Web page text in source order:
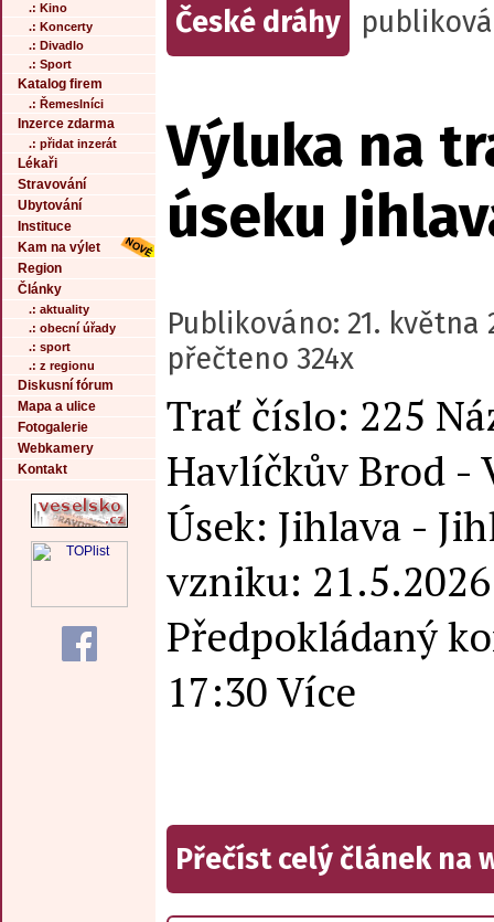
.: Kino
.: Koncerty
.: Divadlo
.: Sport
Katalog firem
.: Řemeslníci
Inzerce zdarma
.: přidat inzerát
Lékaři
Stravování
Ubytování
Instituce
Kam na výlet
Region
Články
.: aktuality
.: obecní úřady
.: sport
.: z regionu
Diskusní fórum
Mapa a ulice
Fotogalerie
Webkamery
Kontakt
České dráhy
Výluka na
úseku
Publikováno: 21. května
přečteno 324x
Trať číslo: 225
Havlíčkův Brod -
Úsek: Jihlava -
vzniku:
Předpokládaný
17:30 Více
Přečíst celý článek na